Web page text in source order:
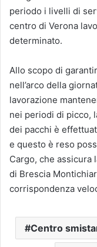
periodo i livelli di
centro di Verona
determinato.
Allo scopo di
nell’arco della
lavorazione
nei periodi di picco,
dei pacchi è
e questo è reso
Cargo, che assicura
di Brescia
corrispondenza
Centro